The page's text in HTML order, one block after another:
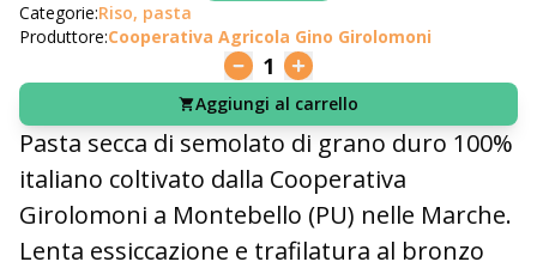
Categorie:Riso, pasta
Produttore:Cooperativa Agricola Gino Girolomoni
1
Aggiungi al carrello
Pasta secca di semolato di grano duro 100%
italiano coltivato dalla Cooperativa
Girolomoni a Montebello (PU) nelle Marche.
Lenta essiccazione e trafilatura al bronzo